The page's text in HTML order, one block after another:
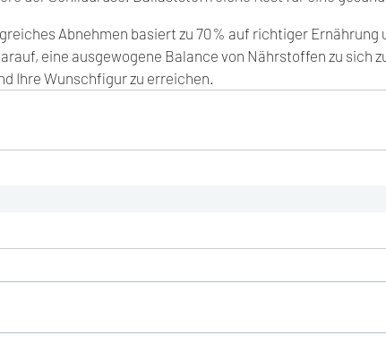
Abnehmen basiert zu 70% auf richtiger Ernährung
eine ausgewogene Balance von Nährstoffen zu sich
Ihre Wunschfigur zu erreichen.